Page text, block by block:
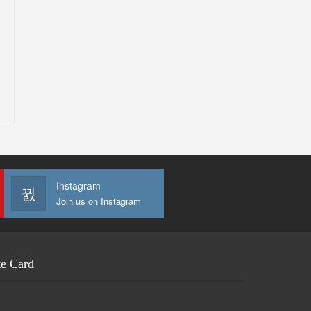
Instagram
Join us on Instagram
Card